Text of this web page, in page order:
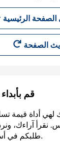
الصفحة الرئيسية
قم
لهي أداة قيمة
آراءك، ونرد
طلبكم في أسرع وقت ممكن.